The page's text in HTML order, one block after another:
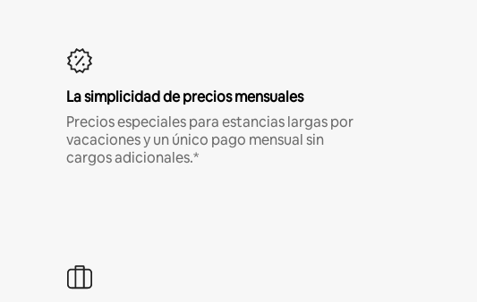
La simplicidad de precios mensuales
Precios especiales para estancias largas por
vacaciones y un único pago mensual sin
cargos adicionales.*